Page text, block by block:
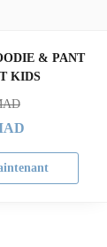
& PANT
KIDS